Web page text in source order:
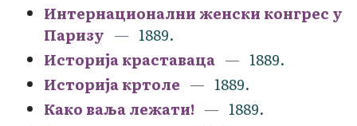
Интернационални женски конгрес у
Паризу
1889.
Историја краставаца
1889.
Историја кртоле
1889.
Како ваља лежати!
1889.